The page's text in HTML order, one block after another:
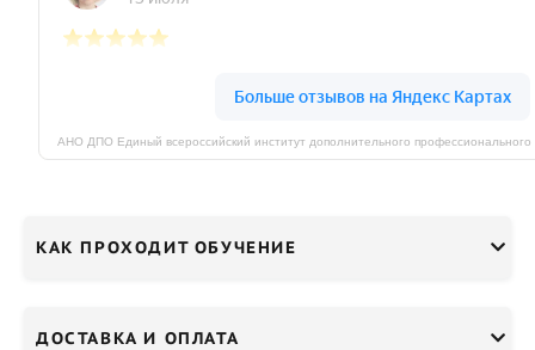
КАК ПРОХОДИТ ОБУЧЕНИЕ
ДОСТАВКА И ОПЛАТА